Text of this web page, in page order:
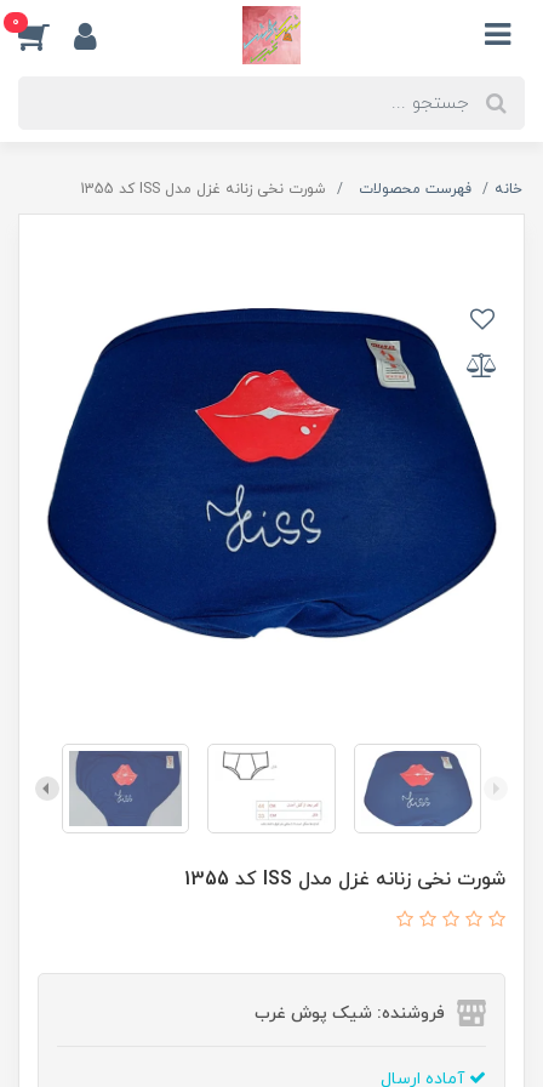
0
خانه فهرست محصولات شورت نخی زنانه غزل مدل ISS کد 1355
شورت نخی زنانه غزل مدل ISS کد 1355
فروشنده: شیک پوش غرب
آماده ارسال